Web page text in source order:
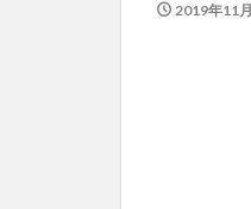
2019年11